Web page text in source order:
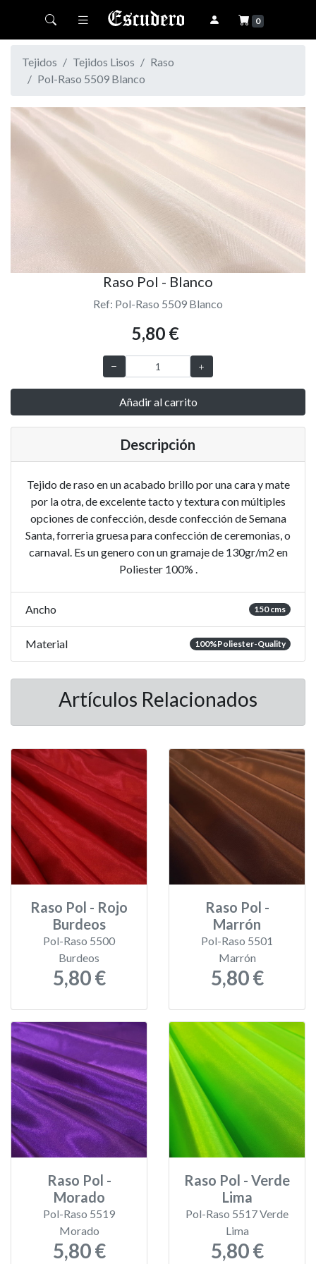
Toggle navigation 0
Tejidos Tejidos Lisos
Raso
Pol-Raso 5509 Blanco
Raso Pol - Blanco
Ref: Pol-Raso 5509 Blanco
5,80 €
Añadir al carrito
Descripción
Tejido de raso en un acabado brillo por una cara y mate
por la otra, de excelente tacto y textura con múltiples
opciones de confección, desde confección de Semana
Santa, forreria gruesa para confección de ceremonias, o
carnaval. Es un genero con un gramaje de 130gr/m2 en
Poliester 100% .
Ancho 150 cms
Material 100%Poliester-Quality
Artículos Relacionados
Raso Pol - Rojo
Burdeos
Pol-Raso 5500
Burdeos
5,80 €
Raso Pol -
Marrón
Pol-Raso 5501
Marrón
5,80 €
Raso Pol -
Morado
Pol-Raso 5519
Morado
5,80 €
Raso Pol - Verde
Lima
Pol-Raso 5517 Verde
Lima
5,80 €